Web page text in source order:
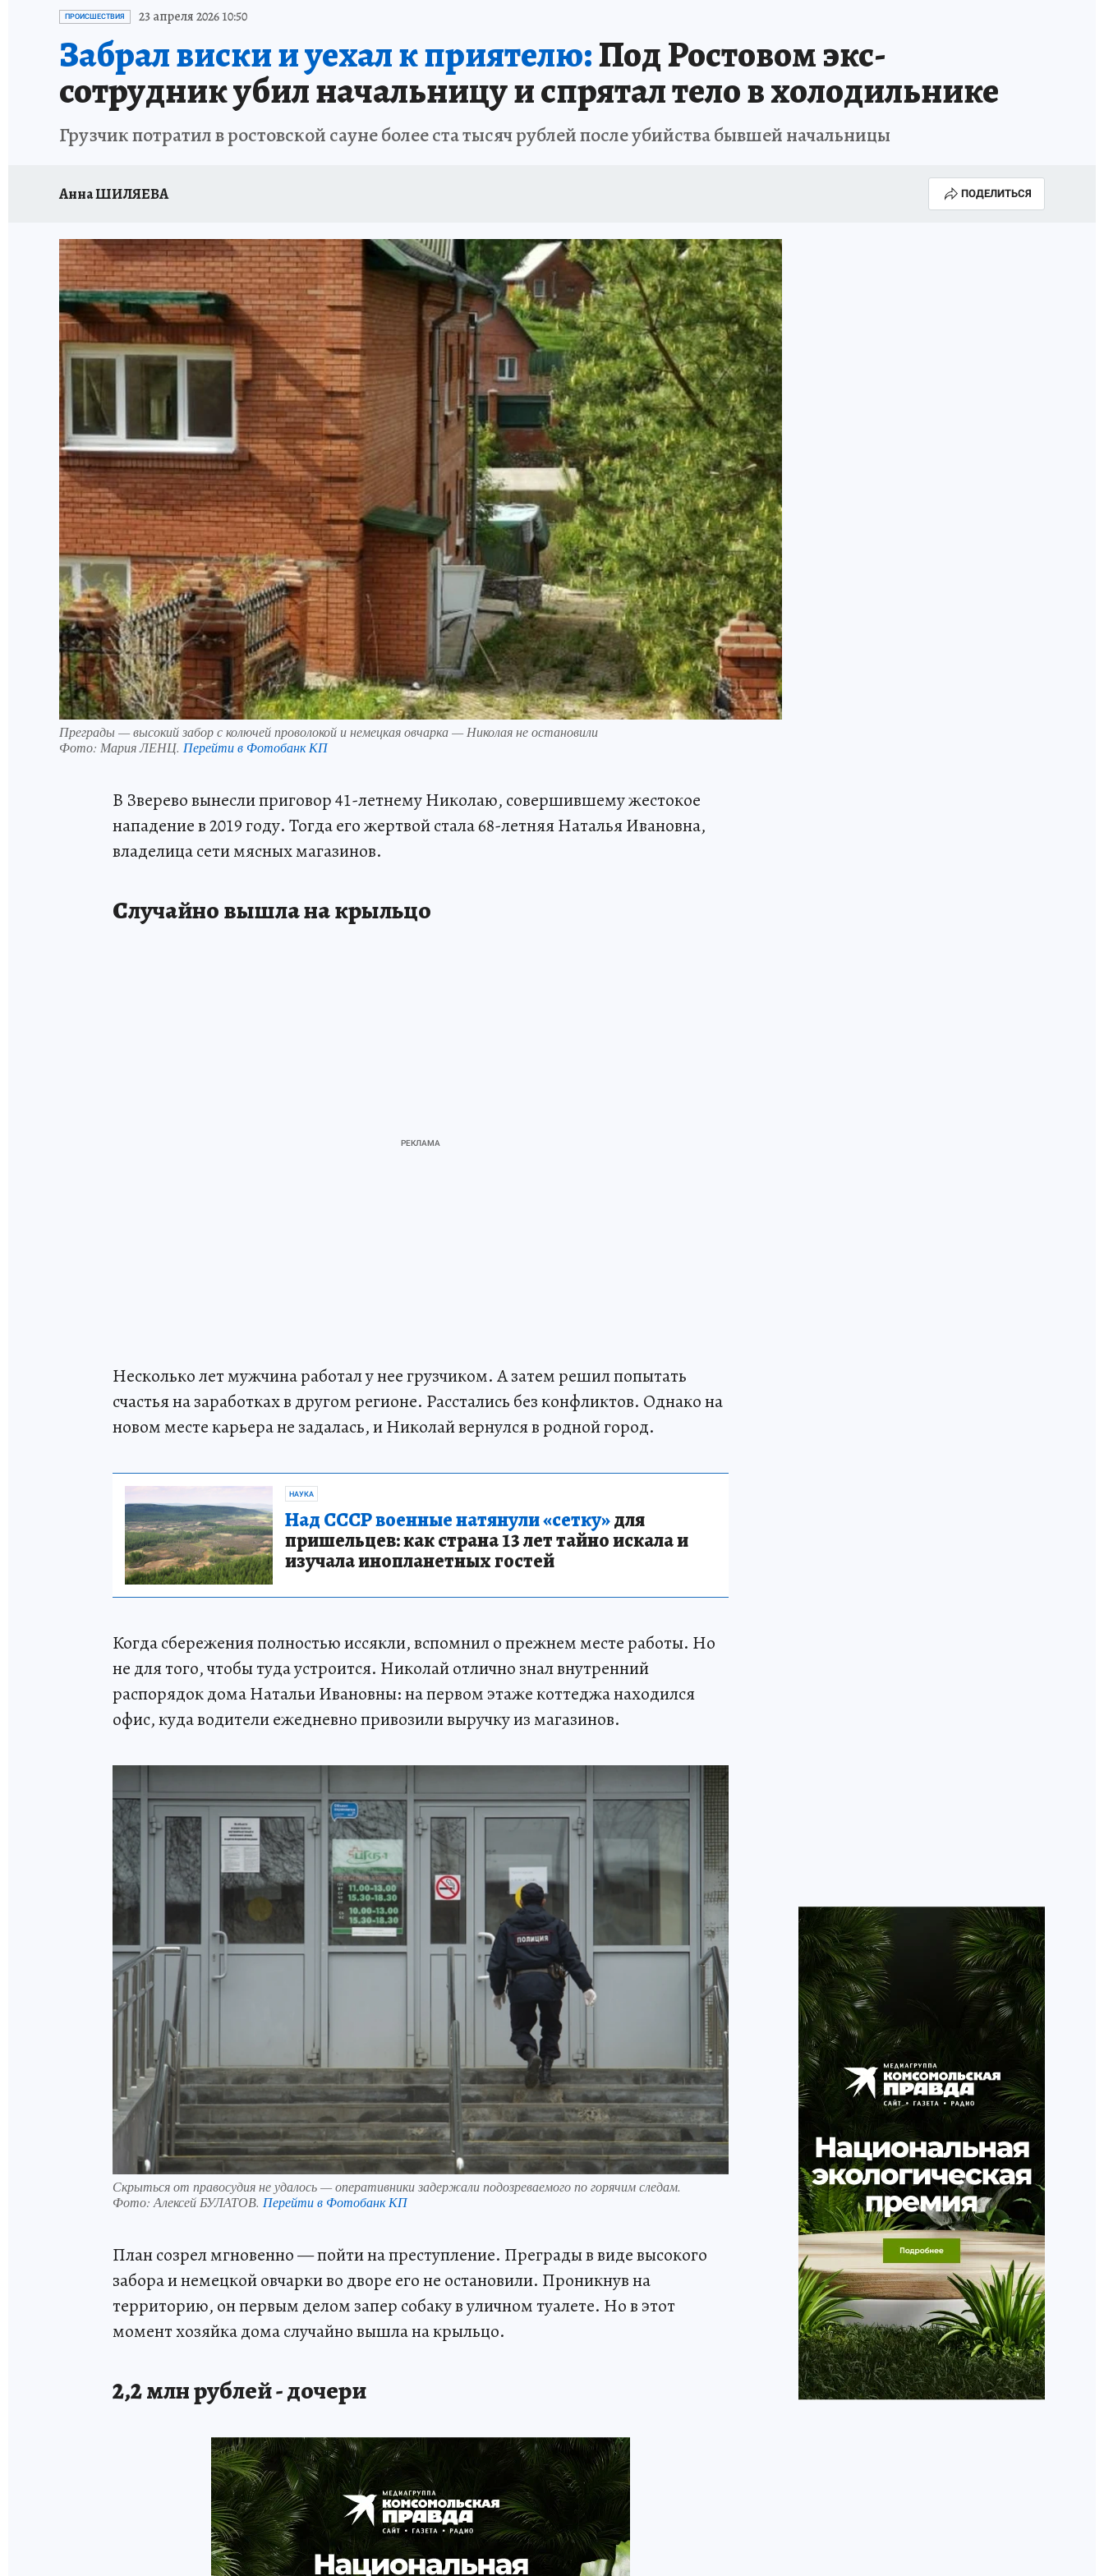
ЗАПОВЕДНАЯ РОССИЯ
ПРОИСШЕСТВИЯ 23 апреля 2026 10:50
Забрал виски и уехал к приятелю:Под Ростовом экс-
сотрудник убил начальницу и спрятал тело в холодильнике
Грузчик потратил в ростовской сауне более ста тысяч рублей после убийства бывшей начальницы
Анна ШИЛЯЕВА ПОДЕЛИТЬСЯ
Преграды — высокий забор с колючей проволокой и немецкая овчарка — Николая не остановили
Фото: Мария ЛЕНЦ. Перейти в Фотобанк КП
В Зверево вынесли приговор 41-летнему Николаю, совершившему жестокое
нападение в 2019 году. Тогда его жертвой стала 68-летняя Наталья Ивановна,
владелица сети мясных магазинов.
Случайно вышла на крыльцо
Несколько лет мужчина работал у нее грузчиком. А затем решил попытать
счастья на заработках в другом регионе. Расстались без конфликтов. Однако на
новом месте карьера не задалась, и Николай вернулся в родной город.
НАУКА
Над СССР военные натянули «сетку»для
пришельцев: как страна 13 лет тайно искала и
изучала инопланетных гостей
Когда сбережения полностью иссякли, вспомнил о прежнем месте работы. Но
не для того, чтобы туда устроится. Николай отлично знал внутренний
распорядок дома Натальи Ивановны: на первом этаже коттеджа находился
офис, куда водители ежедневно привозили выручку из магазинов.
Скрыться от правосудия не удалось — оперативники задержали подозреваемого по горячим следам.
Фото:Алексей БУЛАТОВ. Перейти в Фотобанк КП
План созрел мгновенно — пойти на преступление. Преграды в виде высокого
забора и немецкой овчарки во дворе его не остановили. Проникнув на
территорию, он первым делом запер собаку в уличном туалете. Но в этот
момент хозяйка дома случайно вышла на крыльцо.
2,2 млн рублей - дочери